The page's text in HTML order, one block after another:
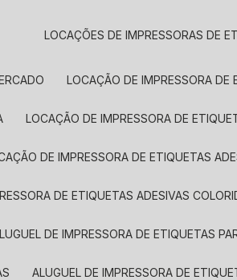
LOCAÇÕES DE IMPRESSORAS DE
LOCAÇÃO DE IMPRESSORA
LOCAÇÃO DE IMPRESSORA DE
DE IMPRESSORA DE ETIQUETAS
DE ETIQUETAS ADESIVAS
ALUGUEL DE IMPRESSORA DE ETIQUETAS
ALUGUEL DE IMPRESSORA DE